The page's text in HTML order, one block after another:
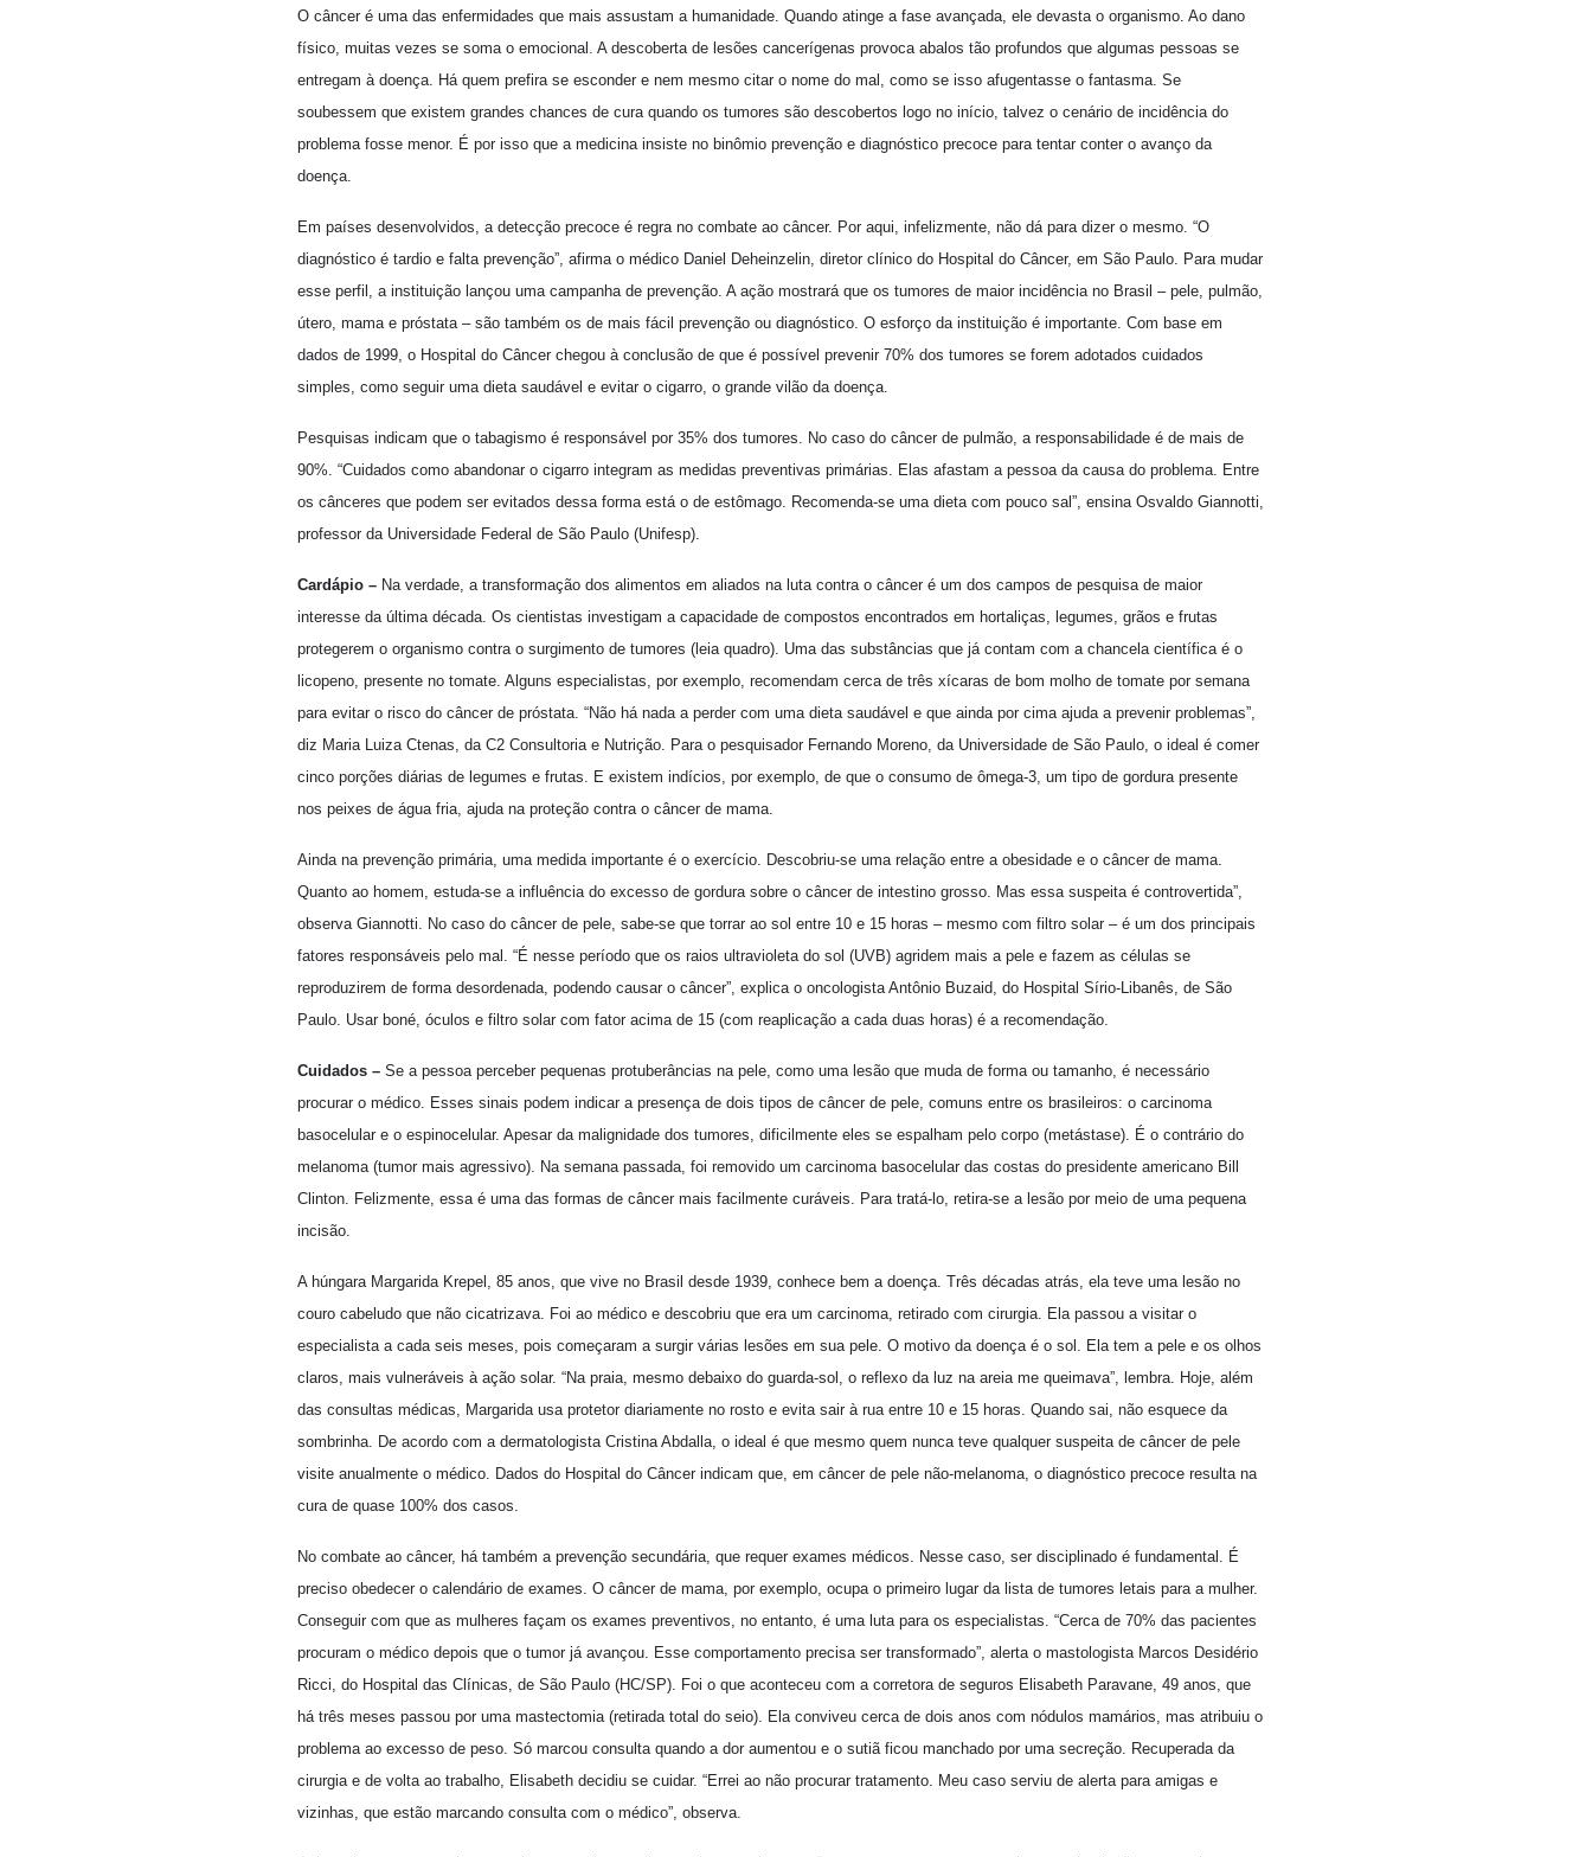
O câncer é uma das enfermidades que mais assustam a humanidade. Quando atinge a fase avançada, ele devasta o organismo. Ao dano
físico, muitas vezes se soma o emocional. A descoberta de lesões cancerígenas provoca abalos tão profundos que algumas pessoas se
entregam à doença. Há quem prefira se esconder e nem mesmo citar o nome do mal, como se isso afugentasse o fantasma. Se
soubessem que existem grandes chances de cura quando os tumores são descobertos logo no início, talvez o cenário de incidência do
problema fosse menor. É por isso que a medicina insiste no binômio prevenção e diagnóstico precoce para tentar conter o avanço da
doença.
Em países desenvolvidos, a detecção precoce é regra no combate ao câncer. Por aqui, infelizmente, não dá para dizer o mesmo. “O
diagnóstico é tardio e falta prevenção”, afirma o médico Daniel Deheinzelin, diretor clínico do Hospital do Câncer, em São Paulo. Para mudar
esse perfil, a instituição lançou uma campanha de prevenção. A ação mostrará que os tumores de maior incidência no Brasil – pele, pulmão,
útero, mama e próstata – são também os de mais fácil prevenção ou diagnóstico. O esforço da instituição é importante. Com base em
dados de 1999, o Hospital do Câncer chegou à conclusão de que é possível prevenir 70% dos tumores se forem adotados cuidados
simples, como seguir uma dieta saudável e evitar o cigarro, o grande vilão da doença.
Pesquisas indicam que o tabagismo é responsável por 35% dos tumores. No caso do câncer de pulmão, a responsabilidade é de mais de
90%. “Cuidados como abandonar o cigarro integram as medidas preventivas primárias. Elas afastam a pessoa da causa do problema. Entre
os cânceres que podem ser evitados dessa forma está o de estômago. Recomenda-se uma dieta com pouco sal”, ensina Osvaldo Giannotti,
professor da Universidade Federal de São Paulo (Unifesp).
Cardápio – Na verdade, a transformação dos alimentos em aliados na luta contra o câncer é um dos campos de pesquisa de maior
interesse da última década. Os cientistas investigam a capacidade de compostos encontrados em hortaliças, legumes, grãos e frutas
protegerem o organismo contra o surgimento de tumores (leia quadro). Uma das substâncias que já contam com a chancela científica é o
licopeno, presente no tomate. Alguns especialistas, por exemplo, recomendam cerca de três xícaras de bom molho de tomate por semana
para evitar o risco do câncer de próstata. “Não há nada a perder com uma dieta saudável e que ainda por cima ajuda a prevenir problemas”,
diz Maria Luiza Ctenas, da C2 Consultoria e Nutrição. Para o pesquisador Fernando Moreno, da Universidade de São Paulo, o ideal é comer
cinco porções diárias de legumes e frutas. E existem indícios, por exemplo, de que o consumo de ômega-3, um tipo de gordura presente
nos peixes de água fria, ajuda na proteção contra o câncer de mama.
Ainda na prevenção primária, uma medida importante é o exercício. Descobriu-se uma relação entre a obesidade e o câncer de mama.
Quanto ao homem, estuda-se a influência do excesso de gordura sobre o câncer de intestino grosso. Mas essa suspeita é controvertida”,
observa Giannotti. No caso do câncer de pele, sabe-se que torrar ao sol entre 10 e 15 horas – mesmo com filtro solar – é um dos principais
fatores responsáveis pelo mal. “É nesse período que os raios ultravioleta do sol (UVB) agridem mais a pele e fazem as células se
reproduzirem de forma desordenada, podendo causar o câncer”, explica o oncologista Antônio Buzaid, do Hospital Sírio-Libanês, de São
Paulo. Usar boné, óculos e filtro solar com fator acima de 15 (com reaplicação a cada duas horas) é a recomendação.
Cuidados – Se a pessoa perceber pequenas protuberâncias na pele, como uma lesão que muda de forma ou tamanho, é necessário
procurar o médico. Esses sinais podem indicar a presença de dois tipos de câncer de pele, comuns entre os brasileiros: o carcinoma
basocelular e o espinocelular. Apesar da malignidade dos tumores, dificilmente eles se espalham pelo corpo (metástase). É o contrário do
melanoma (tumor mais agressivo). Na semana passada, foi removido um carcinoma basocelular das costas do presidente americano Bill
Clinton. Felizmente, essa é uma das formas de câncer mais facilmente curáveis. Para tratá-lo, retira-se a lesão por meio de uma pequena
incisão.
A húngara Margarida Krepel, 85 anos, que vive no Brasil desde 1939, conhece bem a doença. Três décadas atrás, ela teve uma lesão no
couro cabeludo que não cicatrizava. Foi ao médico e descobriu que era um carcinoma, retirado com cirurgia. Ela passou a visitar o
especialista a cada seis meses, pois começaram a surgir várias lesões em sua pele. O motivo da doença é o sol. Ela tem a pele e os olhos
claros, mais vulneráveis à ação solar. “Na praia, mesmo debaixo do guarda-sol, o reflexo da luz na areia me queimava”, lembra. Hoje, além
das consultas médicas, Margarida usa protetor diariamente no rosto e evita sair à rua entre 10 e 15 horas. Quando sai, não esquece da
sombrinha. De acordo com a dermatologista Cristina Abdalla, o ideal é que mesmo quem nunca teve qualquer suspeita de câncer de pele
visite anualmente o médico. Dados do Hospital do Câncer indicam que, em câncer de pele não-melanoma, o diagnóstico precoce resulta na
cura de quase 100% dos casos.
No combate ao câncer, há também a prevenção secundária, que requer exames médicos. Nesse caso, ser disciplinado é fundamental. É
preciso obedecer o calendário de exames. O câncer de mama, por exemplo, ocupa o primeiro lugar da lista de tumores letais para a mulher.
Conseguir com que as mulheres façam os exames preventivos, no entanto, é uma luta para os especialistas. “Cerca de 70% das pacientes
procuram o médico depois que o tumor já avançou. Esse comportamento precisa ser transformado”, alerta o mastologista Marcos Desidério
Ricci, do Hospital das Clínicas, de São Paulo (HC/SP). Foi o que aconteceu com a corretora de seguros Elisabeth Paravane, 49 anos, que
há três meses passou por uma mastectomia (retirada total do seio). Ela conviveu cerca de dois anos com nódulos mamários, mas atribuiu o
problema ao excesso de peso. Só marcou consulta quando a dor aumentou e o sutiã ficou manchado por uma secreção. Recuperada da
cirurgia e de volta ao trabalho, Elisabeth decidiu se cuidar. “Errei ao não procurar tratamento. Meu caso serviu de alerta para amigas e
vizinhas, que estão marcando consulta com o médico”, observa.